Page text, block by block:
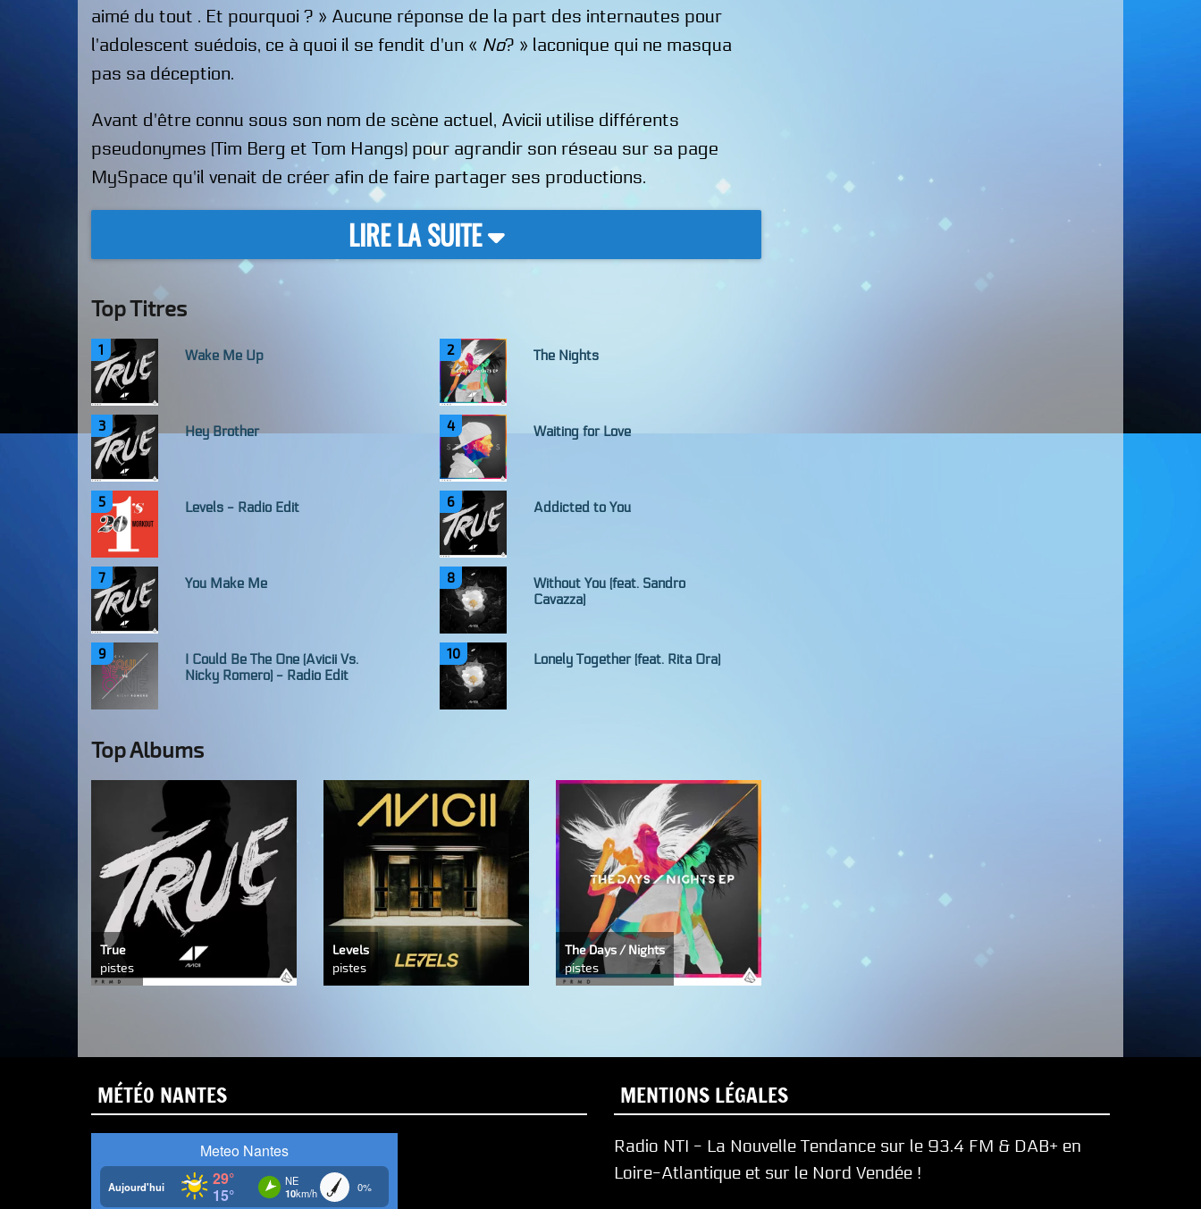
aimé du tout . Et pourquoi ? » Aucune réponse de la part des internautes pour
l'adolescent suédois, ce à quoi il se fendit d'un « No? » laconique qui ne masqua
pas sa déception.
Avant d'être connu sous son nom de scène actuel, Avicii utilise différents
pseudonymes (Tim Berg et Tom Hangs) pour agrandir son réseau sur sa page
MySpace qu'il venait de créer afin de faire partager ses productions.
LIRE LA SUITE
Top Titres
1 Wake Me Up 2 The Nights
3 Hey Brother 4 Waiting for Love
5 Levels - Radio Edit 6 Addicted to You
7 You Make Me 8
Without You (feat. Sandro
Cavazza)
9
I Could Be The One (Avicii Vs.
Nicky Romero) - Radio Edit
10 Lonely Together (feat. Rita Ora)
Top Albums
True
pistes
Levels
pistes
The Days / Nights
pistes
MÉTÉO NANTES MENTIONS LÉGALES
Radio NTI - La Nouvelle Tendance sur le 93.4 FM & DAB+ en
Loire-Atlantique et sur le Nord Vendée !